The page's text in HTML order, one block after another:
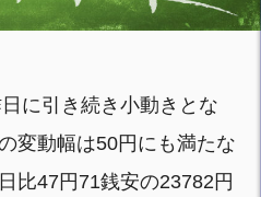
に引き続き小動きとな
変動幅は50円にも満たな
比47円71銭安の23782円